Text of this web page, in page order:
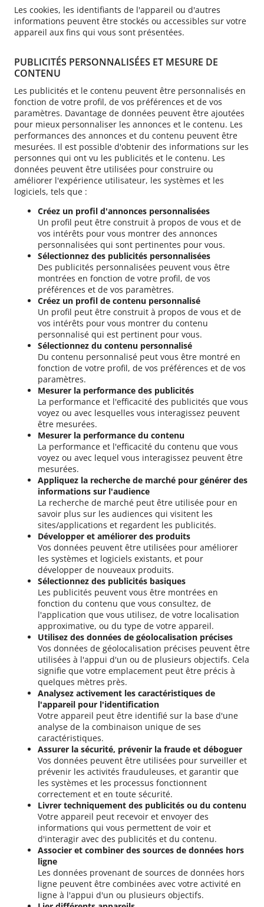
Les cookies, les identifiants de l'appareil ou d'autres
informations peuvent être stockés ou accessibles sur votre
appareil aux fins qui vous sont présentées.
PUBLICITÉS PERSONNALISÉES ET MESURE DE
CONTENU
Les publicités et le contenu peuvent être personnalisés en
fonction de votre profil, de vos préférences et de vos
paramètres. Davantage de données peuvent être ajoutées
pour mieux personnaliser les annonces et le contenu. Les
performances des annonces et du contenu peuvent être
mesurées. Il est possible d'obtenir des informations sur les
personnes qui ont vu les publicités et le contenu. Les
données peuvent être utilisées pour construire ou
améliorer l'expérience utilisateur, les systèmes et les
logiciels, tels que :
Créez un profil d'annonces personnalisées
Un profil peut être construit à propos de vous et de
vos intérêts pour vous montrer des annonces
personnalisées qui sont pertinentes pour vous.
Sélectionnez des publicités personnalisées
Des publicités personnalisées peuvent vous être
montrées en fonction de votre profil, de vos
préférences et de vos paramètres.
Créez un profil de contenu personnalisé
Un profil peut être construit à propos de vous et de
vos intérêts pour vous montrer du contenu
personnalisé qui est pertinent pour vous.
Sélectionnez du contenu personnalisé
Du contenu personnalisé peut vous être montré en
fonction de votre profil, de vos préférences et de vos
paramètres.
Mesurer la performance des publicités
La performance et l'efficacité des publicités que vous
voyez ou avec lesquelles vous interagissez peuvent
être mesurées.
Mesurer la performance du contenu
La performance et l'efficacité du contenu que vous
voyez ou avec lequel vous interagissez peuvent être
mesurées.
Appliquez la recherche de marché pour générer des
informations sur l'audience
La recherche de marché peut être utilisée pour en
savoir plus sur les audiences qui visitent les
sites/applications et regardent les publicités.
Développer et améliorer des produits
Vos données peuvent être utilisées pour améliorer
les systèmes et logiciels existants, et pour
développer de nouveaux produits.
Sélectionnez des publicités basiques
Les publicités peuvent vous être montrées en
fonction du contenu que vous consultez, de
l'application que vous utilisez, de votre localisation
approximative, ou du type de votre appareil.
Utilisez des données de géolocalisation précises
Vos données de géolocalisation précises peuvent être
utilisées à l'appui d'un ou de plusieurs objectifs. Cela
signifie que votre emplacement peut être précis à
quelques mètres près.
Analysez activement les caractéristiques de
l'appareil pour l'identification
Votre appareil peut être identifié sur la base d'une
analyse de la combinaison unique de ses
caractéristiques.
Assurer la sécurité, prévenir la fraude et déboguer
Vos données peuvent être utilisées pour surveiller et
prévenir les activités frauduleuses, et garantir que
les systèmes et les processus fonctionnent
correctement et en toute sécurité.
Livrer techniquement des publicités ou du contenu
Votre appareil peut recevoir et envoyer des
informations qui vous permettent de voir et
d'interagir avec des publicités et du contenu.
Associer et combiner des sources de données hors
ligne
Les données provenant de sources de données hors
ligne peuvent être combinées avec votre activité en
ligne à l'appui d'un ou plusieurs objectifs.